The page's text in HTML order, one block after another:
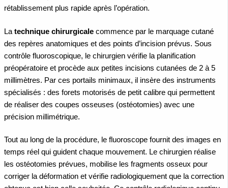
rétablissement plus rapide après l’opération.
La technique chirurgicale commence par le marquage cutané
des repères anatomiques et des points d’incision prévus. Sous
contrôle fluoroscopique, le chirurgien vérifie la planification
préopératoire et procède aux petites incisions cutanées de 2 à 5
millimètres. Par ces portails minimaux, il insère des instruments
spécialisés : des forets motorisés de petit calibre qui permettent
de réaliser des coupes osseuses (ostéotomies) avec une
précision millimétrique.
Tout au long de la procédure, le fluoroscope fournit des images en
temps réel qui guident chaque mouvement. Le chirurgien réalise
les ostéotomies prévues, mobilise les fragments osseux pour
corriger la déformation et vérifie radiologiquement que la correction